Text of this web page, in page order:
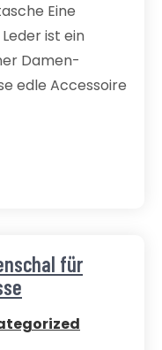
Eine
ist ein
Damen-
edle Accessoire
für